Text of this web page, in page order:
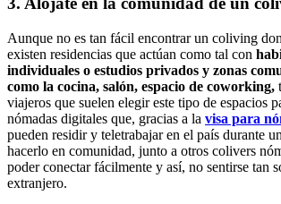
Aunque no es tan fácil encontrar un coliving
existen residencias que actúan como tal con
individuales o estudios privados y zonas
como la cocina, salón, espacio de coworking,
viajeros que suelen elegir este tipo de espacios
nómadas digitales que, gracias a la visa para
pueden residir y teletrabajar en el país durante
hacerlo en comunidad, junto a otros colivers
poder conectar fácilmente y así, no sentirse tan
extranjero.